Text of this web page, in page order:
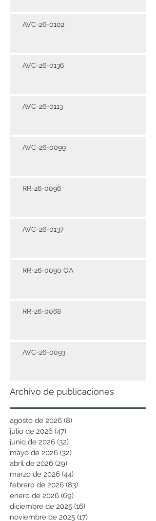
AVC-26-0102
AVC-26-0136
AVC-26-0113
AVC-26-0099
RR-26-0096
AVC-26-0137
RR-26-0090 OA
RR-26-0068
AVC-26-0093
Archivo de publicaciones
agosto de 2026 (8)
julio de 2026 (47)
junio de 2026 (32)
mayo de 2026 (32)
abril de 2026 (29)
marzo de 2026 (44)
febrero de 2026 (83)
enero de 2026 (69)
diciembre de 2025 (16)
noviembre de 2025 (17)